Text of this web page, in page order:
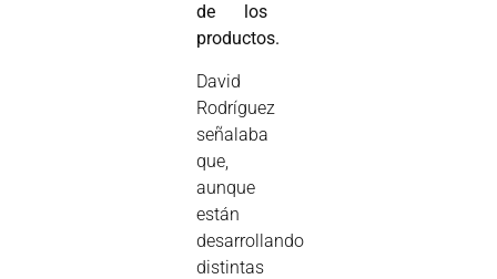
de los
productos.
David
Rodríguez
señalaba
que,
aunque
están
desarrollando
distintas